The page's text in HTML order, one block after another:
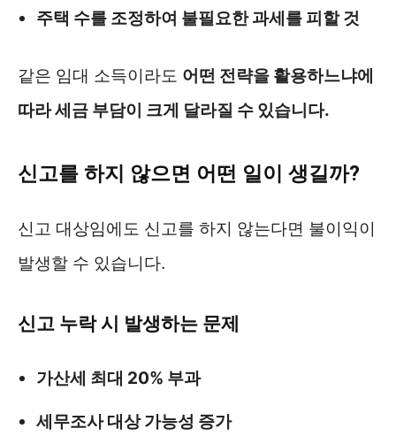
주택 수를 조정하여 불필요한 과세를 피할 것
같은 임대 소득이라도 어떤 전략을 활용하느냐에
따라 세금 부담이 크게 달라질 수 있습니다.
신고를 하지 않으면 어떤 일이 생길까?
신고 대상임에도 신고를 하지 않는다면 불이익이
발생할 수 있습니다.
신고 누락 시 발생하는 문제
가산세 최대 20% 부과
세무조사 대상 가능성 증가